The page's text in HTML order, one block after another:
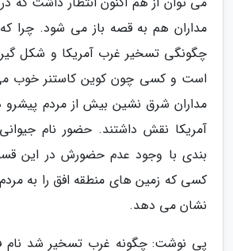
مداران هم به قصه باز می شود. چرا
چگونگی تسخیر غرب آمریکا و شکل
است و کسی چون کوین کاستنر خوب
مداران شرق نشین بیش از مردم
آمریکا نقش داشتند. حضور نام
بندی با وجود عدم حضورش در این
کسی که زمین های منطقه افق را به
نشان می دهد.
پی نوشت: چگونه غرب تسخیر شد نام